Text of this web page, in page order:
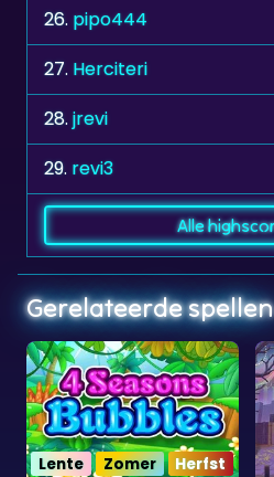
27. Herciteri
28. jrevi
29. revi3
Gerelateerde spellen
Circus Bubbles